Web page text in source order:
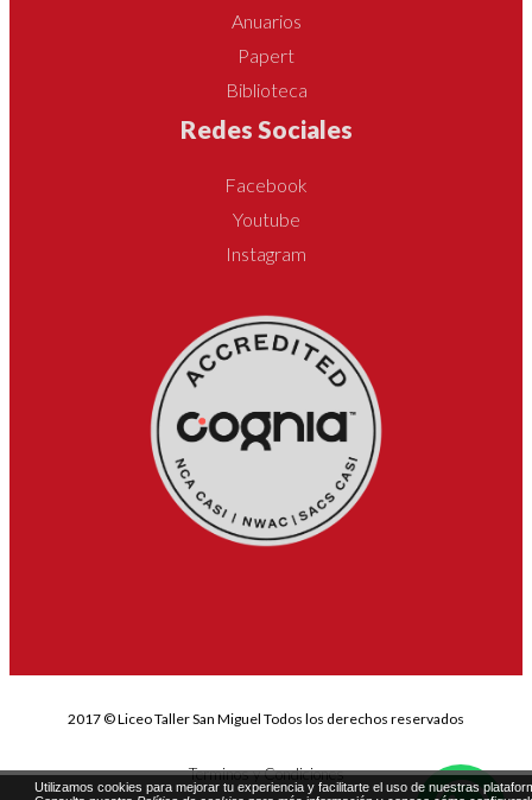
Anuarios
Papert
Biblioteca
Redes Sociales
Facebook
Youtube
Instagram
2017 © Liceo Taller San Miguel Todos los derechos reservados
Terminos y Condiciones
Utilizamos cookies para mejorar tu experiencia y facilitarte el uso de nuestras